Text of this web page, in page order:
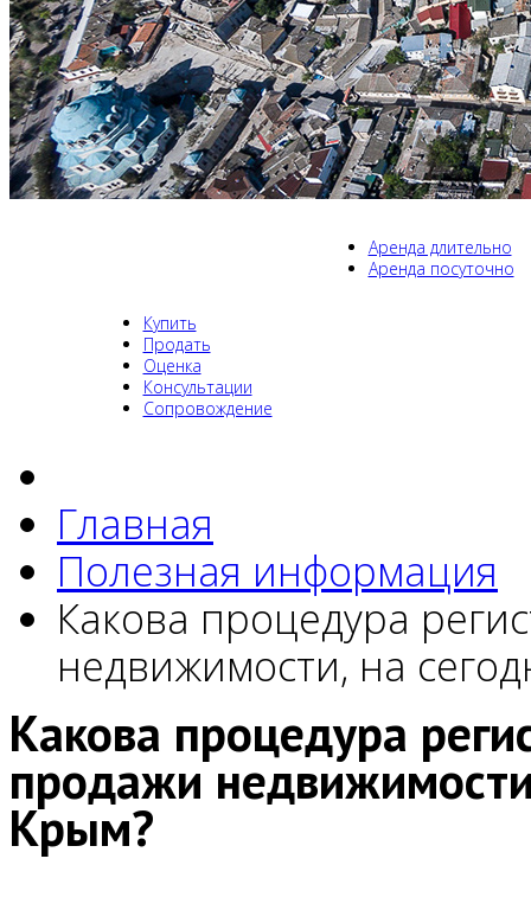
Аренда длительно
Аренда посуточно
Купить
Продать
Оценка
Консультации
Сопровождение
Главная
Полезная информация
Какова процедура
недвижимости, на
Какова процедура
продажи
Крым?